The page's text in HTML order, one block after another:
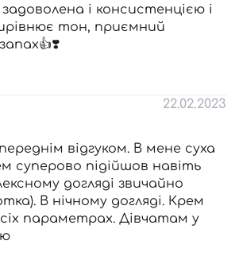
і консистенцією і
тон, приємний
22.02.2023
відгуком. В мене суха
суперово підійшов навіть
догляді звичайно
В нічному догляді. Крем
параметрах. Дівчатам у